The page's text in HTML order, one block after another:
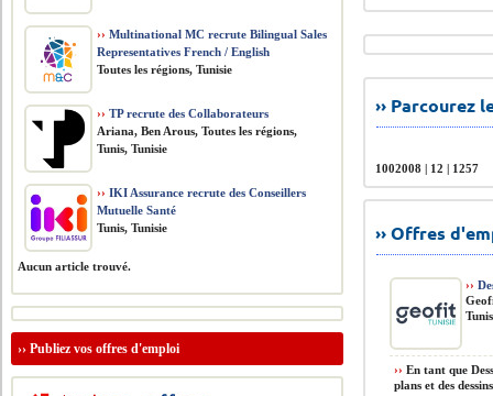
››
1002008 | 12 | 1257
›› Offres
››
›› En tant que
plans et des
›› Multinational MC recrute Bilingual Sales
Representatives French / English
Toutes les régions, Tunisie
›› TP recrute des Collaborateurs
Ariana, Ben Arous, Toutes les régions,
Tunis, Tunisie
›› IKI Assurance recrute des Conseillers
Mutuelle Santé
Tunis, Tunisie
Aucun article trouvé.
››Publiez vos offres d'emploi